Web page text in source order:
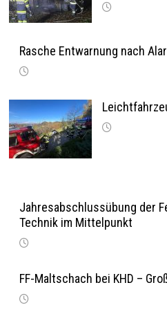
Rasche Entwarnung nach
Jahresabschlussübung der
Technik im Mittelpunkt
FF-Maltschach bei KHD –